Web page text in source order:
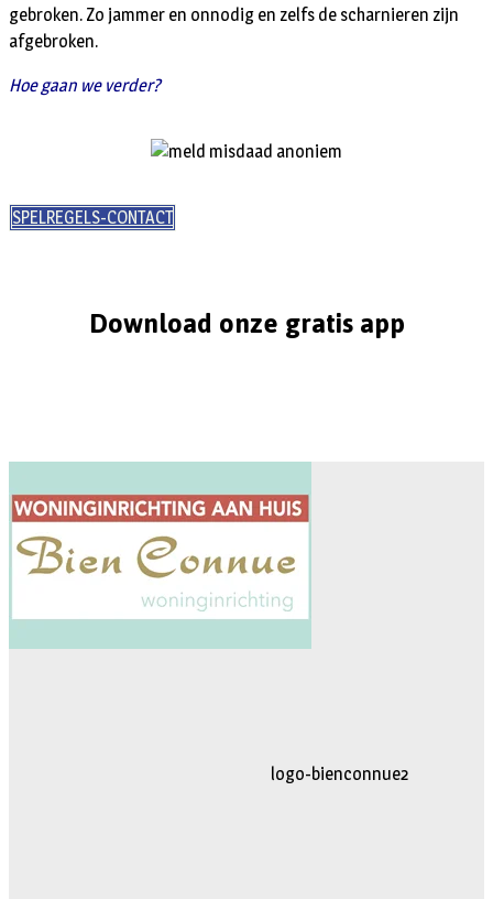
gebroken. Zo jammer en onnodig en zelfs de scharnieren zijn
afgebroken.
Hoe gaan we verder?
SPELREGELS-CONTACT
Download onze gratis app
logo-movimiento.fw